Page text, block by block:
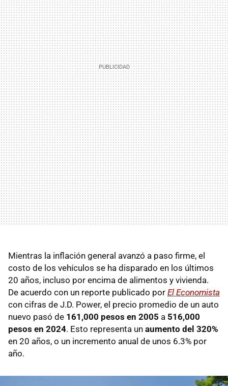
Mientras la inflación general avanzó a paso firme, el
costo de los vehículos se ha disparado en los últimos
20 años, incluso por encima de alimentos y vivienda.
De acuerdo con un reporte publicado por El Economista
con cifras de J.D. Power, el precio promedio de un auto
nuevo pasó de 161,000 pesos en 2005 a 516,000
pesos en 2024. Esto representa un aumento del 320%
en 20 años, o un incremento anual de unos 6.3% por
año.